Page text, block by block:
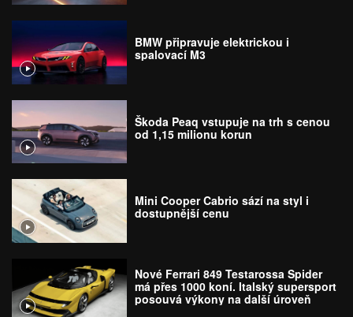
BMW připravuje elektrickou i
spalovací M3
Škoda Peaq vstupuje na trh s cenou
od 1,15 milionu korun
Mini Cooper Cabrio sází na styl i
dostupnější cenu
Nové Ferrari 849 Testarossa Spider
má přes 1000 koní. Italský supersport
posouvá výkony na další úroveň